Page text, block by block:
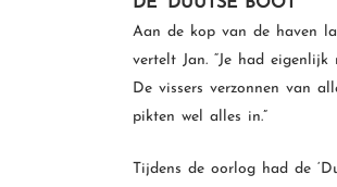
Aan de kop van de haven
vertelt Jan. “Je had
De vissers verzonnen van
pikten wel alles in.”
Tijdens de oorlog had de